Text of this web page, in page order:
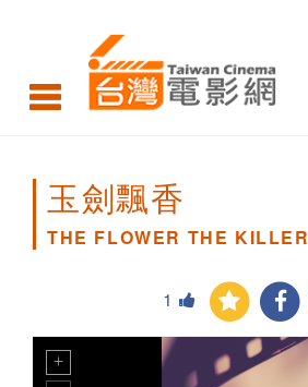
FLOWER
THE
玉劍飄香
THE FLOWER THE KILLER
1